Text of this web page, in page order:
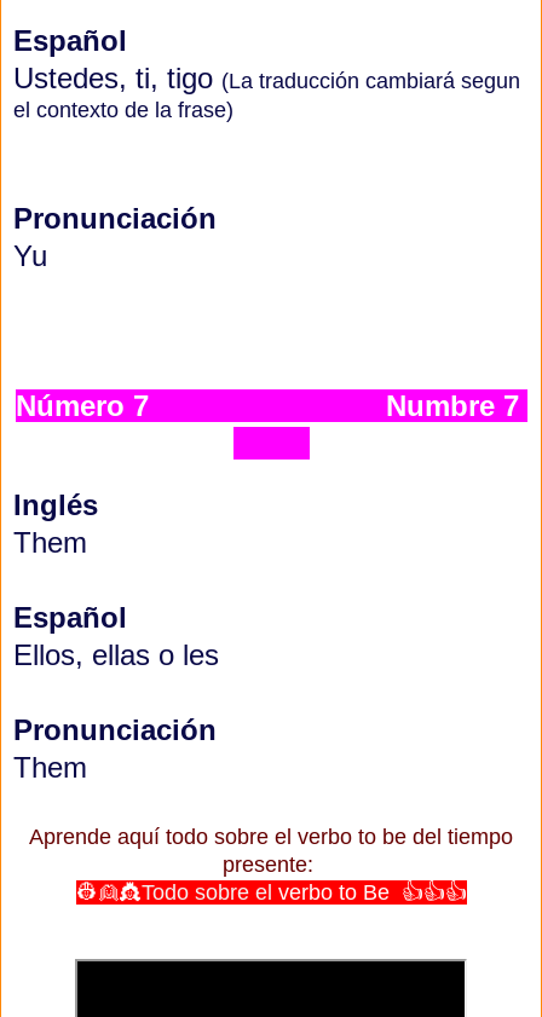
Español
Ustedes, ti, tigo (La traducción cambiará segun
el contexto de la frase)
Pronunciación
Yu
Número 7 Numbre 7
Inglés
Them
Español
Ellos, ellas o les
Pronunciación
Them
Aprende aquí todo sobre el verbo to be del tiempo
presente:
👷👱👸Todo sobre el verbo to Be 👍👍👍